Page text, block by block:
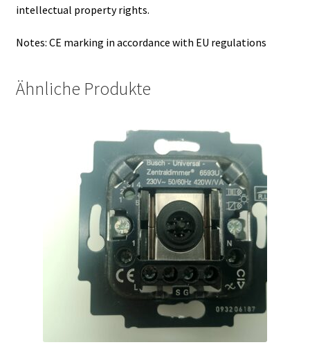
intellectual property rights.
Notes: CE marking in accordance with EU regulations
Ähnliche Produkte